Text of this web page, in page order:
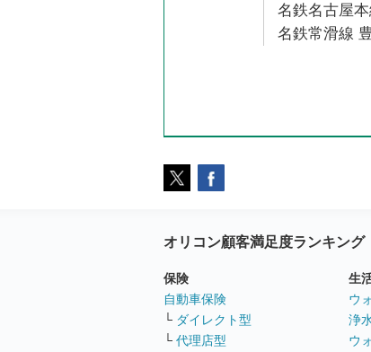
名鉄名古屋
名鉄常滑線
オリコン顧客満足度ランキング
保険
自動車保険
└ ダイレクト型
└ 代理店型
生
ウ
浄
ウ